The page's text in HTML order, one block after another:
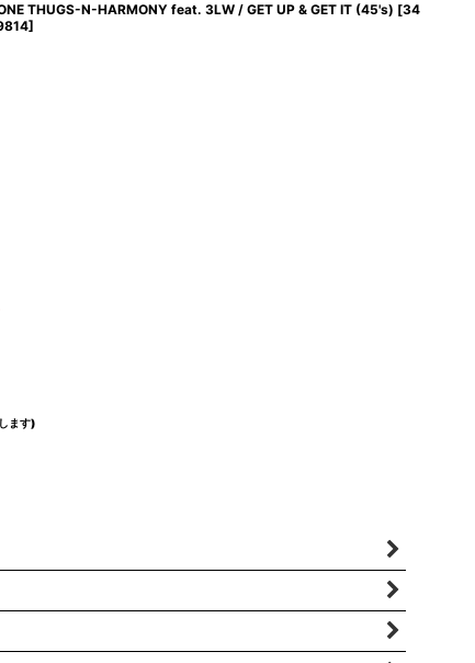
THUGS-N-HARMONY feat. 3LW / GET UP & GET IT (45's) [34
]
ます)